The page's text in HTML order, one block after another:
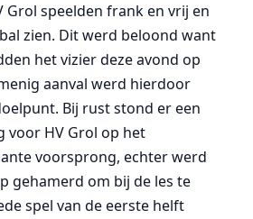
Grol speelden frank en vrij en
zien. Dit werd beloond want
het vizier deze avond op
aanval werd hierdoor
Bij rust stond er een
voor HV Grol op het
voorsprong, echter werd
gehamerd om bij de les te
spel van de eerste helft